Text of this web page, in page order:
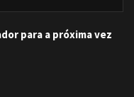
para a próxima vez